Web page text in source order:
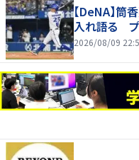
【DeNA】筒
入れ語る
2026/08/09